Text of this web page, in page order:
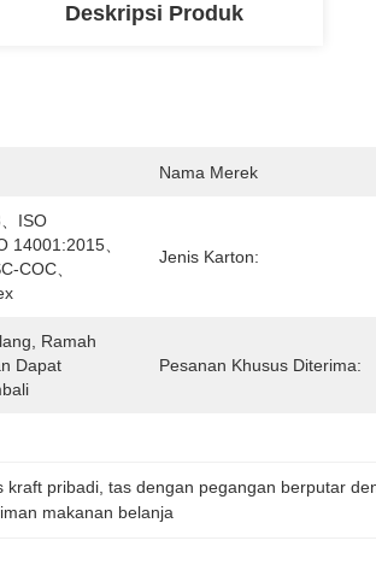
Deskripsi Produk
Nama Merek
ISO
14001:2015、
COC、
Jenis Karton:
Ramah
Dapat
Pesanan Khusus Diterima:
kraft pribadi , tas dengan pegangan berputar
makanan belanja